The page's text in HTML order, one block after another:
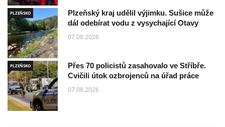
PLZEŇSKO
Plzeňský kraj udělil výjimku. Sušice může
dál odebírat vodu z vysychající Otavy
07.08.2026
PLZEŇSKO
Přes 70 policistů zasahovalo ve Stříbře.
Cvičili útok ozbrojenců na úřad práce
07.08.2026